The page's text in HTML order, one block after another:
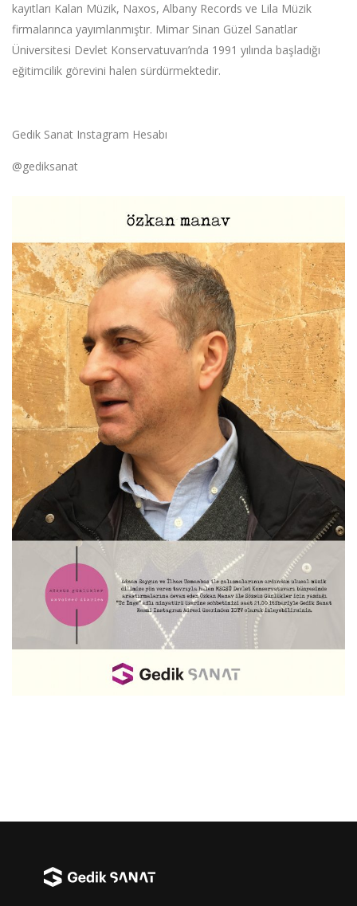
kayıtları Kalan Müzik, Naxos, Albany Records ve Lila Müzik
firmalarınca yayımlanmıştır. Mimar Sinan Güzel Sanatlar
Üniversitesi Devlet Konservatuvarı’nda 1991 yılında başladığı
eğitimcilik görevini halen sürdürmektedir.
Gedik Sanat Instagram Hesabı
@gediksanat